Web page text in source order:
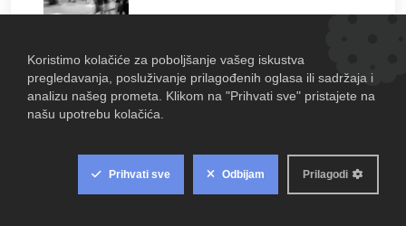
ARSEN DEDIĆ: Čistim svoj život
ALEKSA ŠANTIĆ: Što te nema?